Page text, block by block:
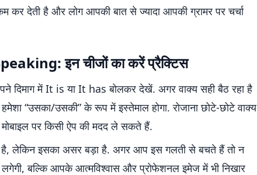
देती है और लोग आपकी बात से ज्यादा आपकी ग्रामर पर चर्चा
इन चीजों का करें प्रैक्टिस
दिमाग में It is या It has बोलकर देखें. अगर वाक्य सही बैठ रहा है
“उसका/उसकी” के रूप में इस्तेमाल होगा. रोजाना छोटे-छोटे वाक्य
पर किसी ऐप की मदद ले सकते हैं.
लेकिन इसका असर बड़ा है. अगर आप इस गलती से बचते हैं तो न
बल्कि आपके आत्मविश्वास और प्रोफेशनल इमेज में भी निखार